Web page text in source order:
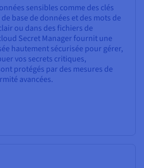
sensibles comme des clés
base de données et des mots de
ou dans des fichiers de
Secret Manager fournit une
hautement sécurisée pour gérer,
vos secrets critiques,
protégés par des mesures de
avancées.